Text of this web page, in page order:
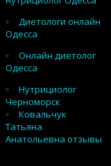
Диетологи онлайн
Одесса
Онлайн диетолог
Одесса
Нутрициолог
Черноморск
Ковальчук
Татьяна
Анатольевна отзывы